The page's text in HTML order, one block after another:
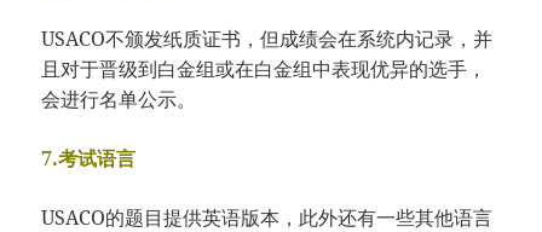
USACO不颁发纸质证书，但成绩会在系统内记录，并
且对于晋级到白金组或在白金组中表现优异的选手，
会进行名单公示。
7.考试语言
USACO的题目提供英语版本，此外还有一些其他语言